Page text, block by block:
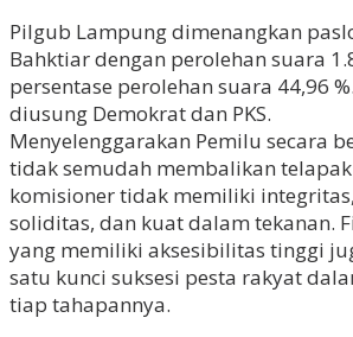
Pilgub Lampung dimenangkan
Bahktiar dengan perolehan suara
persentase perolehan suara 44,96
diusung Demokrat dan PKS.
Menyelenggarakan Pemilu secara
tidak semudah membalikan
komisioner tidak memiliki
soliditas, dan kuat dalam tekanan.
yang memiliki aksesibilitas tinggi
satu kunci suksesi pesta rakyat
tiap tahapannya.